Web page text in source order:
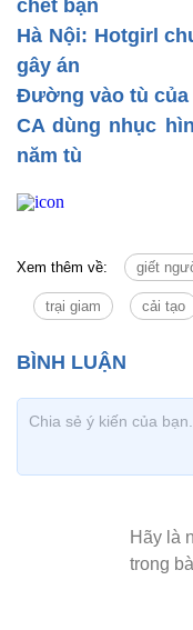
chết bạn
Hà Nội: Hotgirl
gây án
Đường vào tù của
CA dùng nhục
năm tù
Xem thêm về: giết
trại giam cải tạo